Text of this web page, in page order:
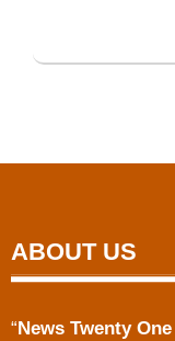
ABOUT US
“ News Twenty